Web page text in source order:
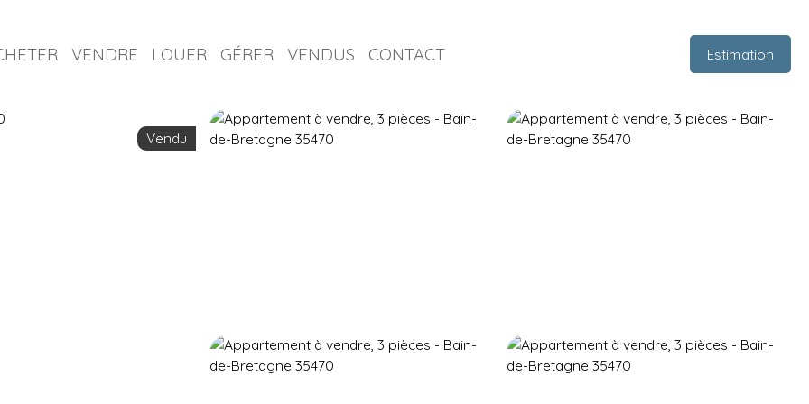
VENDRE LOUER GÉRER VENDUS CONTACT Estimation
Vendu